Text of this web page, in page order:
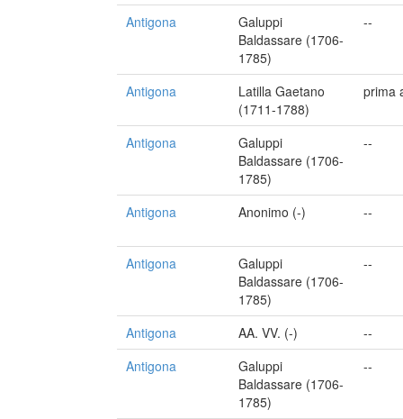
Antigona
Galuppi
Baldassare (1706-
1785)
--
Antigona
Latilla Gaetano
(1711-1788)
prima
Antigona
Galuppi
Baldassare (1706-
1785)
--
Antigona Anonimo (-) --
Antigona
Galuppi
Baldassare (1706-
1785)
--
Antigona AA. VV. (-)
--
Antigona
Galuppi
Baldassare (1706-
1785)
--